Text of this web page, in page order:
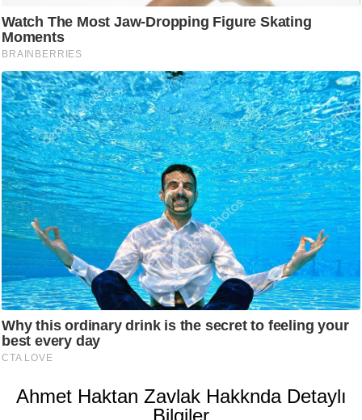
Ahmet Haktan Zavlak Hakknda Detaylı
Bilgiler